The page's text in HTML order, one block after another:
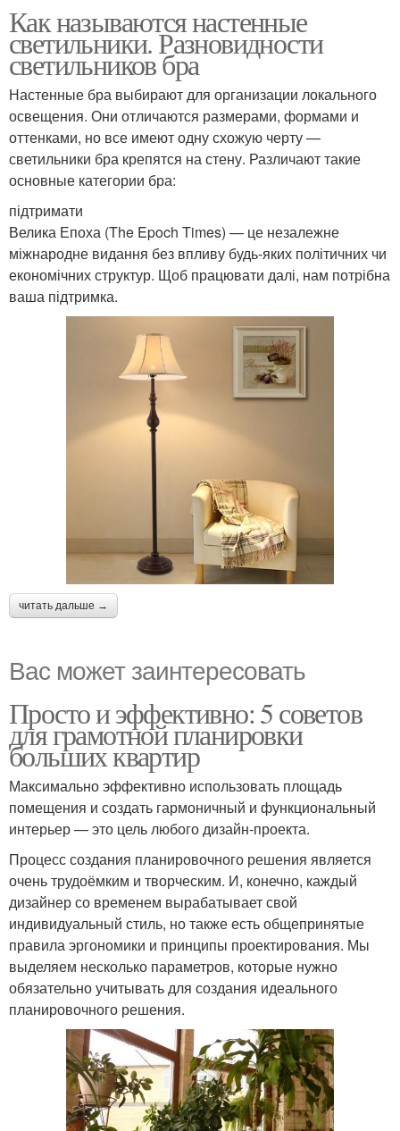
Как называются настенные
светильники. Разновидности
светильников бра
Настенные бра выбирают для организации локального
освещения. Они отличаются размерами, формами и
оттенками, но все имеют одну схожую черту —
светильники бра крепятся на стену. Различают такие
основные категории бра:
підтримати
Велика Епоха (The Epoch Times) — це незалежне
міжнародне видання без впливу будь-яких політичних чи
економічних структур. Щоб працювати далі, нам потрібна
ваша підтримка.
читать дальше →
Вас может заинтересовать
Просто и эффективно: 5 советов
для грамотной планировки
больших квартир
Максимально эффективно использовать площадь
помещения и создать гармоничный и функциональный
интерьер — это цель любого дизайн-проекта.
Процесс создания планировочного решения является
очень трудоёмким и творческим. И, конечно, каждый
дизайнер со временем вырабатывает свой
индивидуальный стиль, но также есть общепринятые
правила эргономики и принципы проектирования. Мы
выделяем несколько параметров, которые нужно
обязательно учитывать для создания идеального
планировочного решения.